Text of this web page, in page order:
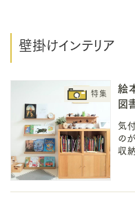
壁掛けインテリア
絵
図
気
の
収